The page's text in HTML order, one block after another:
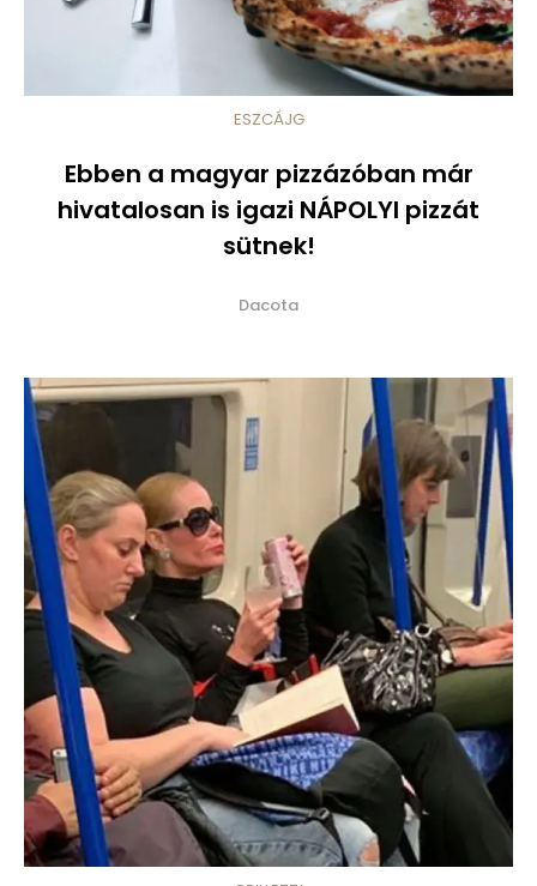
ESZCÁJG
Ebben a magyar pizzázóban már
hivatalosan is igazi NÁPOLYI pizzát
sütnek!
Dacota